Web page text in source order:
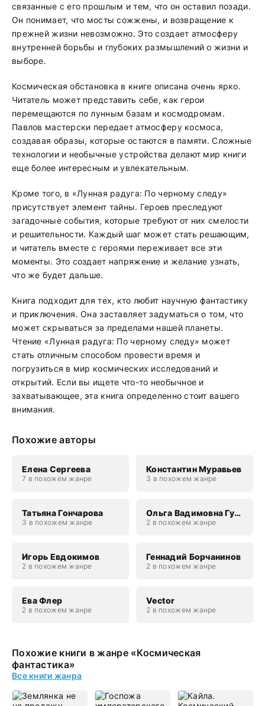
связанные с его прошлым и тем, что он оставил позади.
Он понимает, что мосты сожжены, и возвращение к
прежней жизни невозможно. Это создает атмосферу
внутренней борьбы и глубоких размышлений о жизни и
выборе.
Космическая обстановка в книге описана очень ярко.
Читатель может представить себе, как герои
перемещаются по лунным базам и космодромам.
Павлов мастерски передает атмосферу космоса,
создавая образы, которые остаются в памяти. Сложные
технологии и необычные устройства делают мир книги
еще более интересным и увлекательным.
Кроме того, в «Лунная радуга: По черному следу»
присутствует элемент тайны. Героев преследуют
загадочные события, которые требуют от них смелости
и решительности. Каждый шаг может стать решающим,
и читатель вместе с героями переживает все эти
моменты. Это создает напряжение и желание узнать,
что же будет дальше.
Книга подходит для тех, кто любит научную фантастику
и приключения. Она заставляет задуматься о том, что
может скрываться за пределами нашей планеты.
Чтение «Лунная радуга: По черному следу» может
стать отличным способом провести время и
погрузиться в мир космических исследований и
открытий. Если вы ищете что-то необычное и
захватывающее, эта книга определенно стоит вашего
внимания.
Похожие авторы
Елена Сергеева
7 в похожем жанре
Константин Муравьев
3 в похожем жанре
Татьяна Гончарова
3 в похожем жанре
Ольга Вадимовна Гусейнова
2 в похожем жанре
Игорь Евдокимов
2 в похожем жанре
Геннадий Борчанинов
2 в похожем жанре
Ева Флер
2 в похожем жанре
Vector
2 в похожем жанре
Похожие книги в жанре «Космическая
фантастика»
Все книги жанра